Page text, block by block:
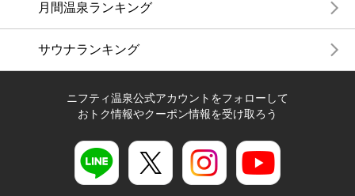
月間温泉ランキング
サウナランキング
ニフティ温泉公式アカウントをフォローして
おトク情報やクーポン情報を受け取ろう